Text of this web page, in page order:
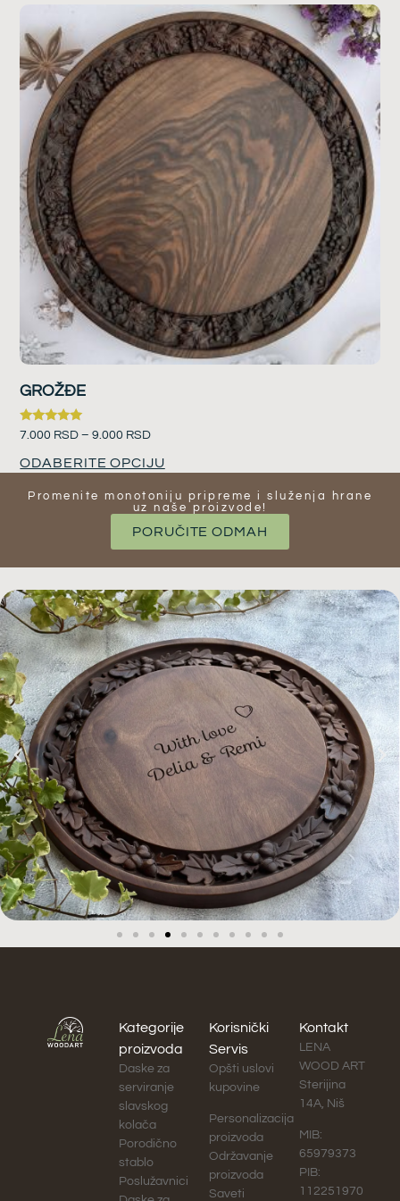
GROŽĐE
Ocenjeno
od 5
7.000 RSD – 9.000 RSD
ODABERITE OPCIJU
Promenite monotoniju pripreme i služenja hrane
uz naše proizvode​!
PORUČITE ODMAH
Kategorije
proizvoda
Daske za
serviranje
slavskog
kolača
Porodično
stablo
Poslužavnici
Korisnički
Servis
Opšti uslovi
kupovine
Personalizacija
proizvoda
Održavanje
proizvoda
Saveti
Kontakt
LENA
WOOD ART
Sterijina
14A, Niš
MIB:
65979373
PIB:
112251970